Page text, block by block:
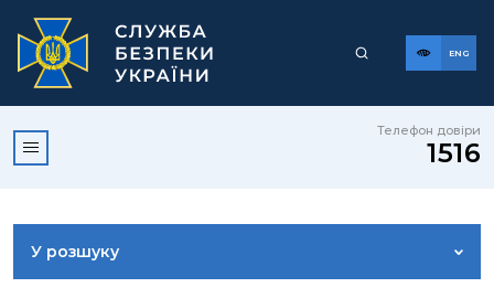
ENG
Телефон довіри
1516
У розшуку